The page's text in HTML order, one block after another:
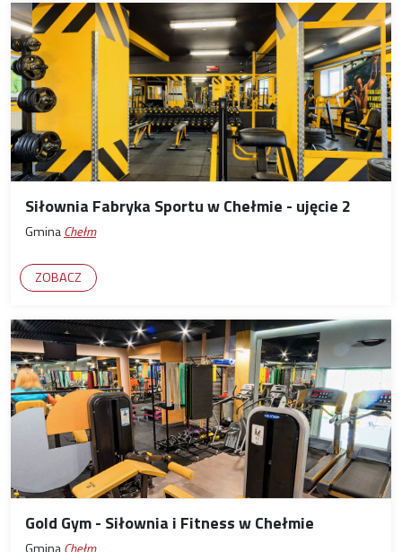
Siłownia Fabryka Sportu w Chełmie - ujęcie 2
GminaChełm
ZOBACZ
Gold Gym - Siłownia i Fitness w Chełmie